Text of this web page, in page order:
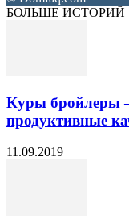
БОЛЬШЕ ИСТОРИЙ
Куры бройлеры
продуктивные
11.09.2019